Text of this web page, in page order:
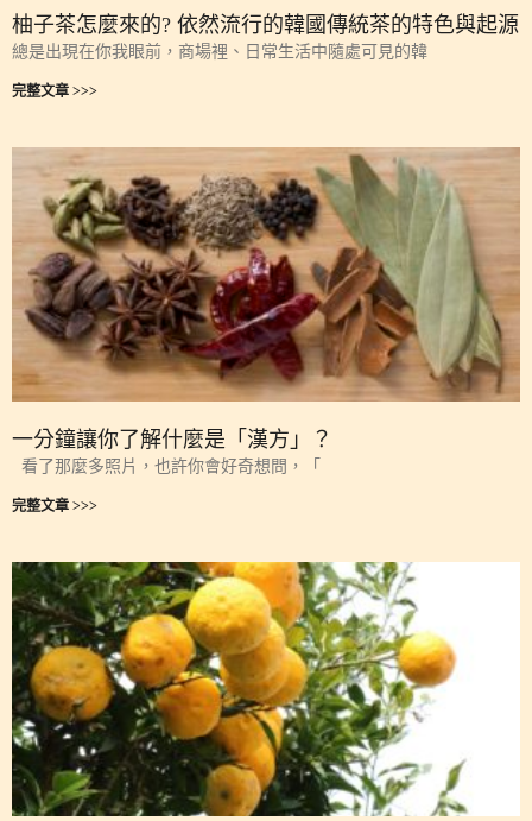
柚子茶怎麼來的? 依然流行的韓國傳統茶的特色與起源
總是出現在你我眼前，商場裡、日常生活中隨處可見的韓
完整文章 >>>
一分鐘讓你了解什麼是「漢方」？
看了那麼多照片，也許你會好奇想問，「
完整文章 >>>